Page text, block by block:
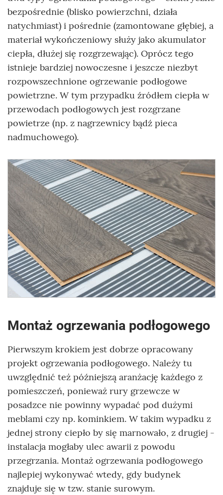
bezpośrednie (blisko powierzchni, działa
natychmiast) i pośrednie (zamontowane głębiej, a
materiał wykończeniowy służy jako akumulator
ciepła, dłużej się rozgrzewając). Oprócz tego
istnieje bardziej nowoczesne i jeszcze niezbyt
rozpowszechnione ogrzewanie podłogowe
powietrzne. W tym przypadku źródłem ciepła w
przewodach podłogowych jest rozgrzane
powietrze (np. z nagrzewnicy bądź pieca
nadmuchowego).
Montaż ogrzewania podłogowego
Pierwszym krokiem jest dobrze opracowany
projekt ogrzewania podłogowego. Należy tu
uwzględnić też późniejszą aranżację każdego z
pomieszczeń, ponieważ rury grzewcze w
posadzce nie powinny wypadać pod dużymi
meblami czy np. kominkiem. W takim wypadku z
jednej strony ciepło by się marnowało, z drugiej -
instalacja mogłaby ulec awarii z powodu
przegrzania. Montaż ogrzewania podłogowego
najlepiej wykonywać wtedy, gdy budynek
znajduje się w tzw. stanie surowym.